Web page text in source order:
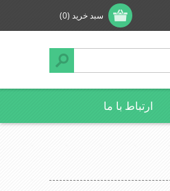
سبد خرید (0)
ارتباط با ما